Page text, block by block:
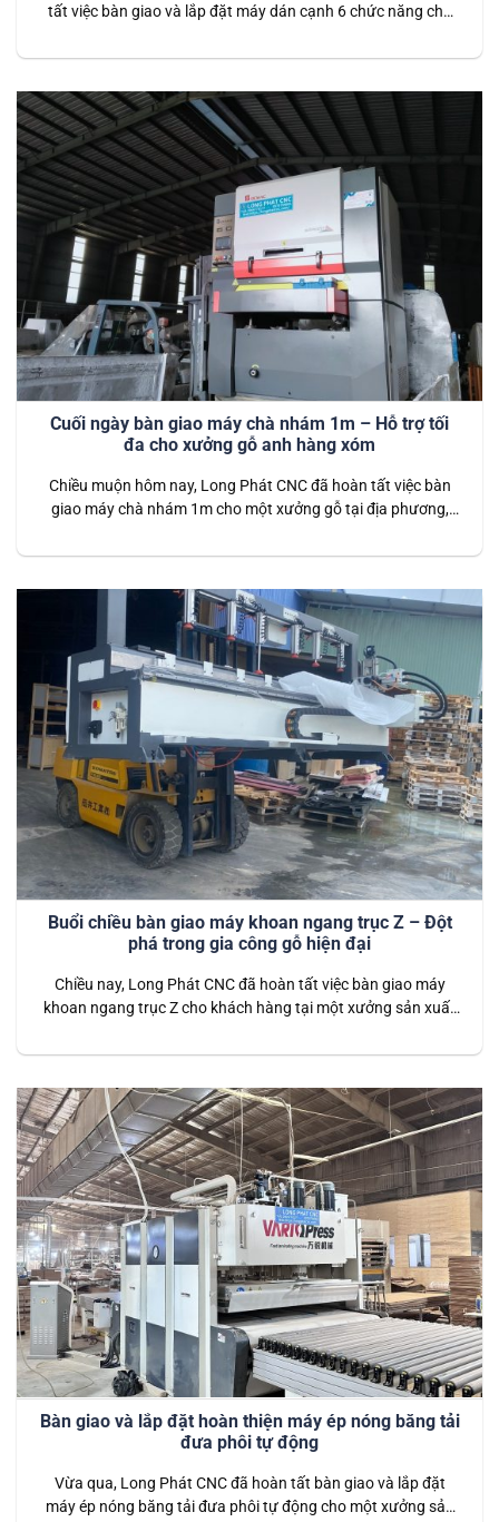
tất việc bàn giao và lắp đặt máy dán cạnh 6 chức năng cho
tích hợp 6 chức năng vượt trội, giúp hoàn thiện sản phẩm gỗ
Cuối ngày bàn giao máy chà nhám 1m – Hỗ trợ tối
đa cho xưởng gỗ anh hàng xóm
Chiều muộn hôm nay, Long Phát CNC đã hoàn tất việc bàn
giao máy chà nhám 1m cho một xưởng gỗ tại địa phương,
dụng, phù hợp với các xưởng sản xuất cần xử lý bề mặt gỗ
Buổi chiều bàn giao máy khoan ngang trục Z – Đột
phá trong gia công gỗ hiện đại
Chiều nay, Long Phát CNC đã hoàn tất việc bàn giao máy
khoan ngang trục Z cho khách hàng tại một xưởng sản xuất
các công đoạn khoan ngang với độ chính xác cao, đặc biệt là
Bàn giao và lắp đặt hoàn thiện máy ép nóng băng tải
đưa phôi tự động
Vừa qua, Long Phát CNC đã hoàn tất bàn giao và lắp đặt
máy ép nóng băng tải đưa phôi tự động cho một xưởng sản